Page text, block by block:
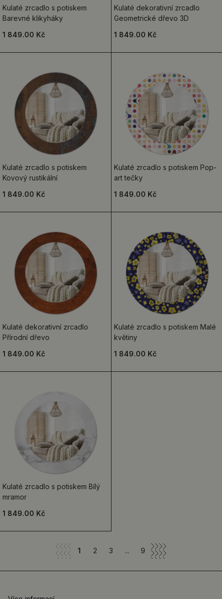
Kulaté zrcadlo s potiskem
Barevné klikyháky
1 849.00 Kč
Kulaté dekorativní zrcadlo
Geometrické dřevo 3D
1 849.00 Kč
Kulaté zrcadlo s potiskem
Kovový rustikální
1 849.00 Kč
Kulaté zrcadlo s potiskem Pop-
art tečky
1 849.00 Kč
Kulaté dekorativní zrcadlo
Přírodní dřevo
1 849.00 Kč
Kulaté zrcadlo s potiskem Malé
květiny
1 849.00 Kč
Kulaté zrcadlo s potiskem Bílý
mramor
1 849.00 Kč
1 2 3 ... 9